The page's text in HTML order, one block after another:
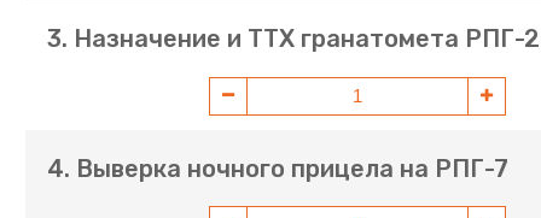
3. Назначение и ТТХ гранатомета РПГ-
4. Выверка ночного прицела на РПГ-7